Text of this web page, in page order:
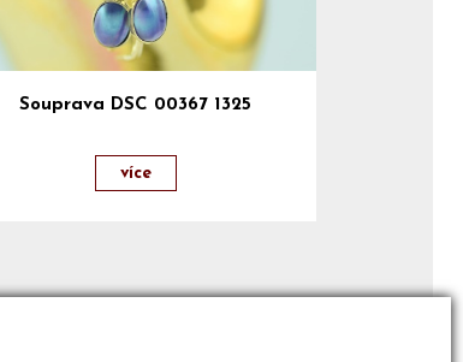
Souprava DSC 00367 1325
více